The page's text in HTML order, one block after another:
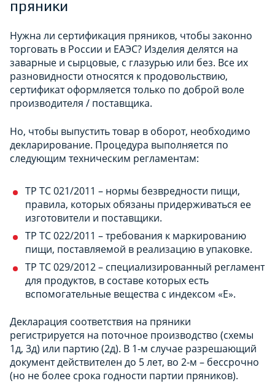
пряники
Нужна ли сертификация пряников, чтобы законно
торговать в России и ЕАЭС? Изделия делятся на
заварные и сырцовые, с глазурью или без. Все их
разновидности относятся к продовольствию,
сертификат оформляется только по доброй воле
производителя / поставщика.
Но, чтобы выпустить товар в оборот, необходимо
декларирование. Процедура выполняется по
следующим техническим регламентам:
ТР ТС 021/2011 – нормы безвредности пищи,
правила, которых обязаны придерживаться ее
изготовители и поставщики.
ТР ТС 022/2011 – требования к маркированию
пищи, поставляемой в реализацию в упаковке.
ТР ТС 029/2012 – специализированный регламент
для продуктов, в составе которых есть
вспомогательные вещества с индексом «Е».
Декларация соответствия на пряники
регистрируется на поточное производство (схемы
1д, 3д) или партию (2д). В 1-м случае разрешающий
документ действителен до 5 лет, во 2-м – бессрочно
(но не более срока годности партии пряников).